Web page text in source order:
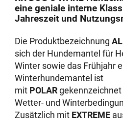
eine geniale interne
Jahreszeit und
Die Produktbezeichnung
sich der Hundemantel für
Winter sowie das Frühjahr
Winterhundemantel ist
mit POLAR
Wetter- und
Zusätzlich mit EXTREME